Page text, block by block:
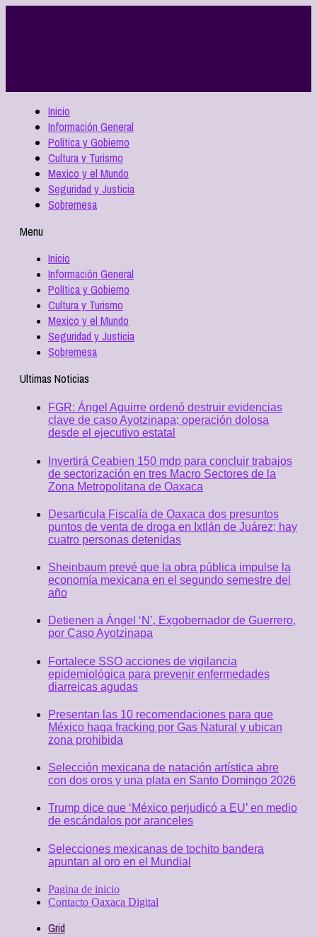
Inicio
Información General
Política y Gobierno
Cultura y Turismo
Mexico y el Mundo
Seguridad y Justicia
Sobremesa
Menu
Inicio
Información General
Política y Gobierno
Cultura y Turismo
Mexico y el Mundo
Seguridad y Justicia
Sobremesa
Ultimas Noticias
FGR: Ángel Aguirre ordenó destruir evidencias
clave de caso Ayotzinapa; operación dolosa
desde el ejecutivo estatal
Invertirá Ceabien 150 mdp para concluir trabajos
de sectorización en tres Macro Sectores de la
Zona Metropolitana de Oaxaca
Desarticula Fiscalía de Oaxaca dos presuntos
puntos de venta de droga en Ixtlán de Juárez; hay
cuatro personas detenidas
Sheinbaum prevé que la obra pública impulse la
economía mexicana en el segundo semestre del
año
Detienen a Ángel ‘N’, Exgobernador de Guerrero,
por Caso Ayotzinapa
Fortalece SSO acciones de vigilancia
epidemiológica para prevenir enfermedades
diarreicas agudas
Presentan las 10 recomendaciones para que
México haga fracking por Gas Natural y ubican
zona prohibida
Selección mexicana de natación artística abre
con dos oros y una plata en Santo Domingo 2026
Trump dice que ‘México perjudicó a EU’ en medio
de escándalos por aranceles
Selecciones mexicanas de tochito bandera
apuntan al oro en el Mundial
Pagina de inicio
Contacto Oaxaca Digital
Grid